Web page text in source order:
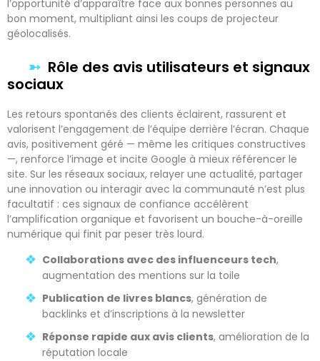
l’opportunité d’apparaître face aux bonnes personnes au
bon moment, multipliant ainsi les coups de projecteur
géolocalisés.
Rôle des avis utilisateurs et signaux
sociaux
Les retours spontanés des clients éclairent, rassurent et
valorisent l’engagement de l’équipe derrière l’écran. Chaque
avis, positivement géré — même les critiques constructives
—, renforce l’image et incite Google à mieux référencer le
site. Sur les réseaux sociaux, relayer une actualité, partager
une innovation ou interagir avec la communauté n’est plus
facultatif : ces signaux de confiance accélèrent
l’amplification organique et favorisent un bouche-à-oreille
numérique qui finit par peser très lourd.
Collaborations avec des influenceurs tech,
augmentation des mentions sur la toile
Publication de livres blancs, génération de
backlinks et d’inscriptions à la newsletter
Réponse rapide aux avis clients, amélioration de la
réputation locale